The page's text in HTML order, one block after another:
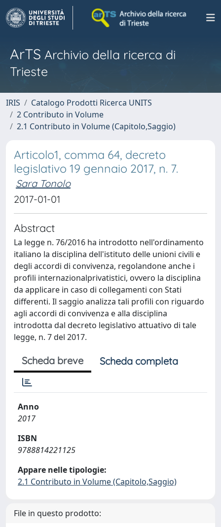
ArTS Archivio della ricerca di
Trieste
IRIS
Catalogo Prodotti Ricerca UNITS
2 Contributo in Volume
2.1 Contributo in Volume (Capitolo,Saggio)
Articolo1, comma 64, decreto
legislativo 19 gennaio 2017, n. 7.
Sara Tonolo
2017-01-01
Abstract
La legge n. 76/2016 ha introdotto nell'ordinamento
italiano la disciplina dell'istituto delle unioni civili e
degli accordi di convivenza, regolandone anche i
profili internazionalprivatistici, ovvero la disciplina
da applicare in caso di collegamenti con Stati
differenti. Il saggio analizza tali profili con riguardo
agli accordi di convivenza e alla disciplina
introdotta dal decreto legislativo attuativo di tale
legge, n. 7 del 2017.
Scheda breve Scheda completa
Anno
2017
ISBN
9788814221125
Appare nelle tipologie:
2.1 Contributo in Volume (Capitolo,Saggio)
File in questo prodotto: